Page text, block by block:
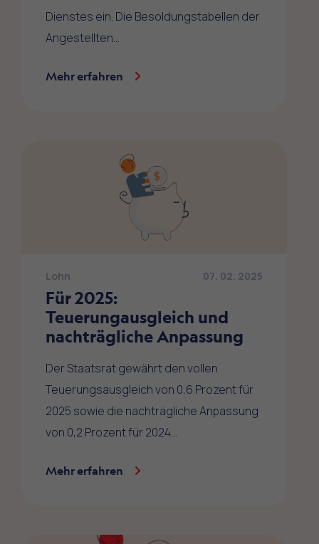
Dienstes ein. Die Besoldungstabellen der
Angestellten…
Mehr erfahren
Lohn 07. 02. 2025
Für 2025:
Teuerungausgleich und
nachträgliche Anpassung
Der Staatsrat gewährt den vollen
Teuerungsausgleich von 0,6 Prozent für
2025 sowie die nachträgliche Anpassung
von 0,2 Prozent für 2024…
Mehr erfahren